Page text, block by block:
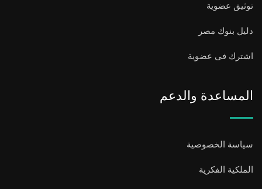
توثيق عضوية
دليل بنوك مصر
اشترك فى عضوية
المساعدة والدعم
سياسة الخصوصية
الملكية الفكرية